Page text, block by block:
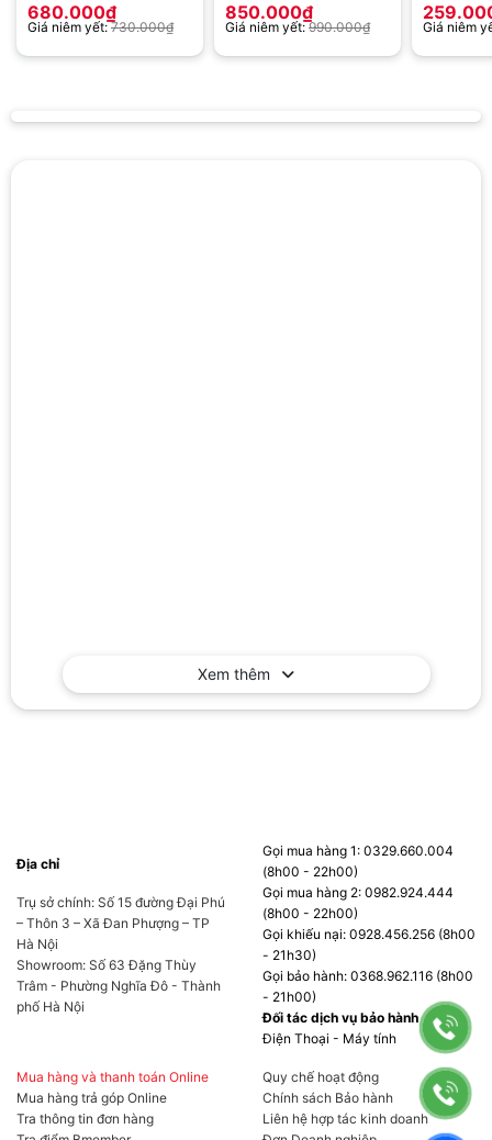
680.000₫
Giá niêm yết:730.000₫
850.000₫
Giá niêm yết:990.000₫ Giá niêm
Xem thêm
Địa chỉ
Trụ sở chính: Số 15 đường Đại Phú
– Thôn 3 – Xã Đan Phượng – TP
Hà Nội
Showroom: Số 63 Đặng Thùy
Trâm - Phường Nghĩa Đô - Thành
phố Hà Nội
Gọi mua hàng 1: 0329.660.004
(8h00 - 22h00)
Gọi mua hàng 2: 0982.924.444
(8h00 - 22h00)
Gọi khiếu nại: 0928.456.256 (8h00
- 21h30)
Gọi bảo hành: 0368.962.116 (8h00
- 21h00)
Đối tác dịch vụ bảo hành
Điện Thoại - Máy tính
Mua hàng và thanh toán Online
Mua hàng trả góp Online
Tra thông tin đơn hàng
Quy chế hoạt động
Chính sách Bảo hành
Liên hệ hợp tác kinh doanh